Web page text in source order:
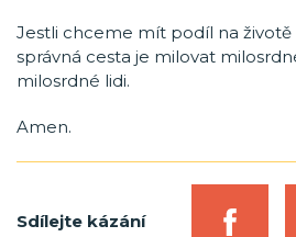
Jestli chceme mít podíl na životě
správná cesta je milovat
milosrdné lidi.
Amen.
Sdílejte kázání